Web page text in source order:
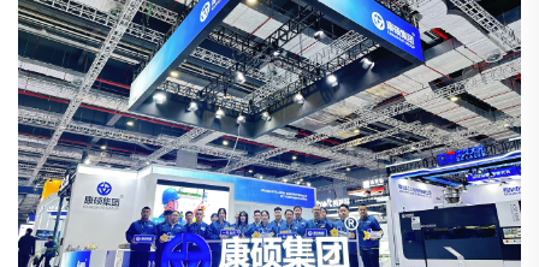
zapewniając zrównoważoną i wysokoprecyzyjną
reakcję w nagłych sytuacjach. Premiera miała
miejsce na Chińskiej Zachodniej Wystawie
Pożarniczej w 2026 roku.